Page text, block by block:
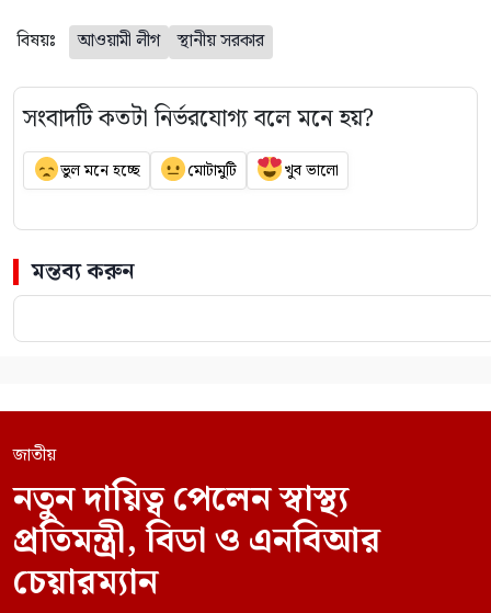
বিষয়ঃ আওয়ামী লীগ স্থানীয় সরকার
সংবাদটি কতটা নির্ভরযোগ্য বলে মনে হয়?
ভুল মনে হচ্ছে মোটামুটি খুব ভালো
মন্তব্য করুন
জাতীয়
নতুন দায়িত্ব পেলেন স্বাস্থ্য
প্রতিমন্ত্রী, বিডা ও এনবিআর
চেয়ারম্যান